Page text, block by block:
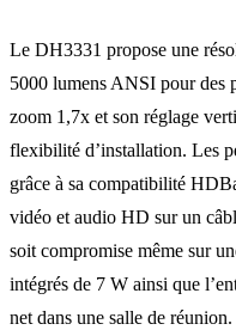
Le DH3331 propose une
5000 lumens ANSI pour des
zoom 1,7x et son réglage
flexibilité d’installation. Les
grâce à sa compatibilité
vidéo et audio HD sur un
soit compromise même sur
intégrés de 7 W ainsi que
net dans une salle de réunion.